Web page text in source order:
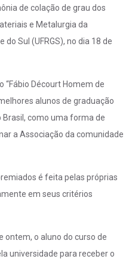
de colação de grau dos
e Metalurgia da
do Sul (UFRGS), no dia 18 de
“Fábio Décourt Homem de
alunos de graduação
Brasil, como uma forma de
a Associação da comunidade
é feita pelas próprias
em seus critérios
ontem, o aluno do curso de
universidade para receber o